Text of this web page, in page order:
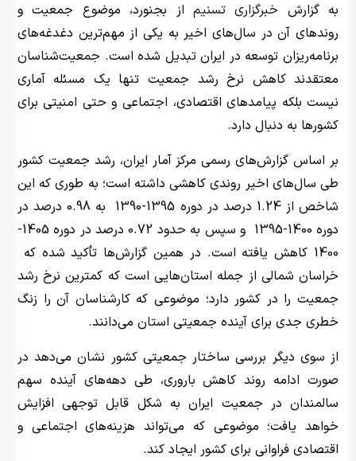
به گزارش خبرگزاری تسنیم از بجنورد، موضوع جمعیت و
روندهای آن در سال‌های اخیر به یکی از مهم‌ترین دغدغه‌های
برنامه‌ریزان توسعه در ایران تبدیل شده است. جمعیت‌شناسان
معتقدند کاهش نرخ رشد جمعیت تنها یک مسئله آماری
نیست بلکه پیامدهای اقتصادی، اجتماعی و حتی امنیتی برای
کشورها به دنبال دارد.
بر اساس گزارش‌های رسمی مرکز آمار ایران، رشد جمعیت کشور
طی سال‌های اخیر روندی کاهشی داشته است؛ به طوری که این
شاخص از 1.24 درصد در دوره 1395-1390 به 0.98 درصد در
دوره 1400-1395 و سپس به حدود 0.72 درصد در دوره 1405-
1400 کاهش یافته است. در همین گزارش‌ها تأکید شده که
خراسان شمالی از جمله استان‌هایی است که کمترین نرخ رشد
جمعیت را در کشور دارد؛ موضوعی که کارشناسان آن را زنگ
خطری جدی برای آینده جمعیتی استان می‌دانند.
از سوی دیگر بررسی ساختار جمعیتی کشور نشان می‌دهد در
صورت ادامه روند کاهش باروری، طی دهه‌های آینده سهم
سالمندان در جمعیت ایران به شکل قابل توجهی افزایش
خواهد یافت؛ موضوعی که می‌تواند هزینه‌های اجتماعی و
اقتصادی فراوانی برای کشور ایجاد کند.